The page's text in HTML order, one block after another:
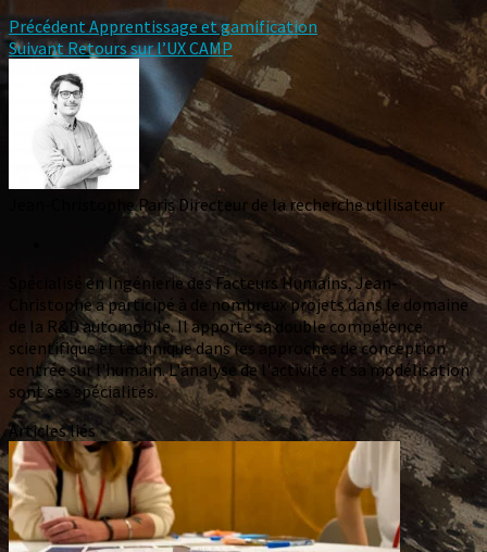
PrécédentApprentissage et gamification
Suivant Retours sur l’UX CAMP
Jean-Christophe Paris Directeur de la recherche utilisateur
Spécialisé en Ingénierie des Facteurs Humains, Jean-
Christophe a participé à de nombreux projets dans le domaine
de la R&D automobile. Il apporte sa double compétence
scientifique et technique dans les approches de conception
centrée sur l'humain. L'analyse de l'activité et sa modélisation
sont ses spécialités.
Articles liés